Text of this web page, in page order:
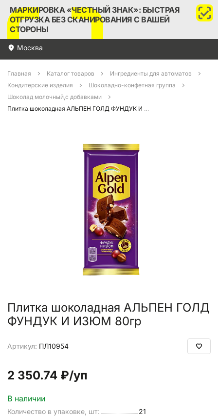
МАРКИРОВКА «ЧЕСТНЫЙ ЗНАК»: БЫСТРАЯ
ОТГРУЗКА БЕЗ СКАНИРОВАНИЯ С ВАШЕЙ
СТОРОНЫ
Москва
Главная Каталог товаров
Ингредиенты для автоматов
Кондитерские изделия
Шоколадно-конфетная группа
Шоколад молочный,с добавками
Плитка шоколадная АЛЬПЕН ГОЛД ФУНДУК И ИЗЮМ 80гр
Артикул: ПЛ10954
Плитка шоколадная АЛЬПЕН ГОЛД
ФУНДУК И ИЗЮМ 80гр
2 350.74 ₽/уп
В наличии
Количество в упаковке, шт:
21